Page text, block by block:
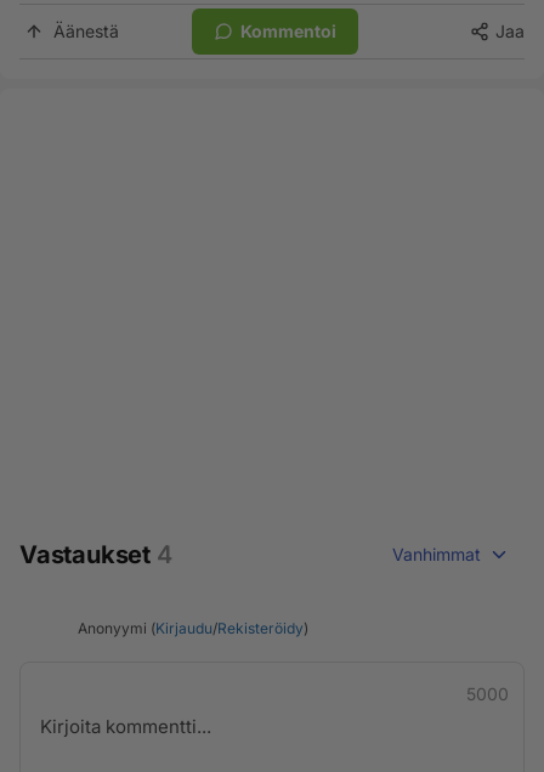
Äänestä Kommentoi Jaa
Vastaukset 4 Vanhimmat
Anonyymi (Kirjaudu/Rekisteröidy)
5000